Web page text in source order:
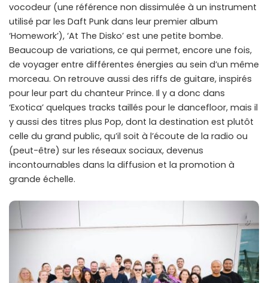
vocodeur (une référence non dissimulée à un instrument
utilisé par les Daft Punk dans leur premier album
‘Homework’), ‘At The Disko’ est une petite bombe.
Beaucoup de variations, ce qui permet, encore une fois,
de voyager entre différentes énergies au sein d’un même
morceau. On retrouve aussi des riffs de guitare, inspirés
pour leur part du chanteur Prince. Il y a donc dans
‘Exotica’ quelques tracks taillés pour le dancefloor, mais il
y aussi des titres plus Pop, dont la destination est plutôt
celle du grand public, qu’il soit à l’écoute de la radio ou
(peut-être) sur les réseaux sociaux, devenus
incontournables dans la diffusion et la promotion à
grande échelle.